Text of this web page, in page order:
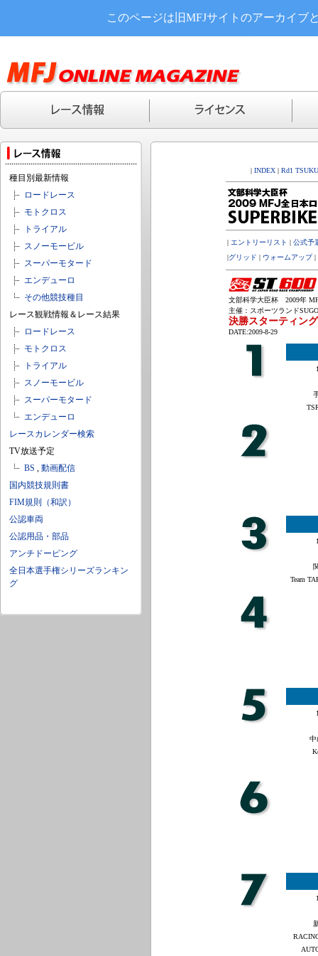
このページは旧MFJサイトのアーカイブ
種目別最新情報
ロードレース
モトクロス
トライアル
スノーモービル
スーパーモタード
エンデューロ
その他競技種目
レース観戦情報＆レース結果
ロードレース
モトクロス
トライアル
スノーモービル
スーパーモタード
エンデューロ
レースカレンダー検索
TV放送予定
BS , 動画配信
国内競技規則書
FIM規則（和訳）
公認車両
公認用品・部品
アンチドーピング
全日本選手権シリーズランキン
グ
| INDEX | Rd1
| エントリーリスト | 公式予
|グリッド | ウォームアップ|
文部科学大臣杯 2009年
主催：スポーツランド
決勝スターティン
DATE:2009-8-29
Team
中